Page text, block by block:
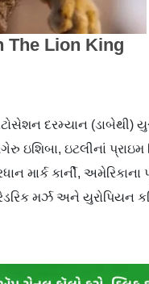
દરમ્યાન (ડાબેથી)
ઇશિબા, ઇટલીનાં પ્રાઇમ
માર્ક કાર્ની, અમેરિકાના
મર્ઝ અને યુરોપિયન